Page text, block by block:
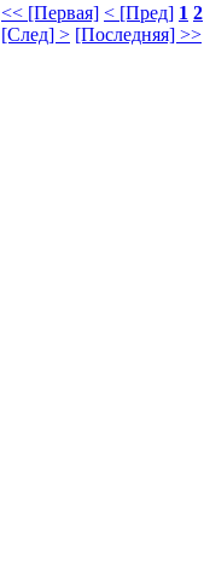
<< [Первая] < [Пред] 1 2
[След] > [Последняя] >>